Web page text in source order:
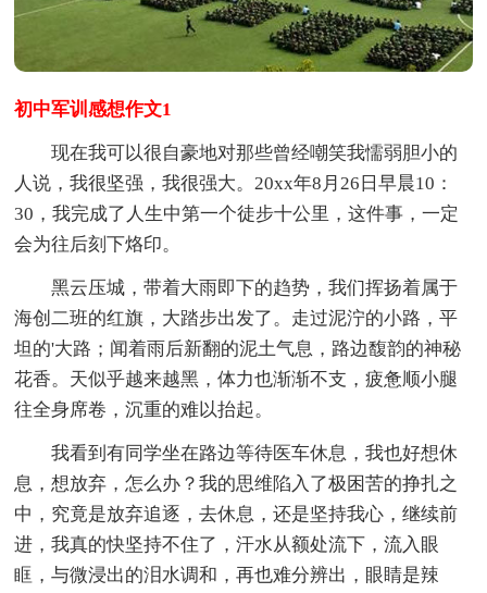
初中军训感想作文1
现在我可以很自豪地对那些曾经嘲笑我懦弱胆小的
人说，我很坚强，我很强大。20xx年8月26日早晨10：
30，我完成了人生中第一个徒步十公里，这件事，一定
会为往后刻下烙印。
黑云压城，带着大雨即下的趋势，我们挥扬着属于
海创二班的红旗，大踏步出发了。走过泥泞的小路，平
坦的'大路；闻着雨后新翻的泥土气息，路边馥韵的神秘
花香。天似乎越来越黑，体力也渐渐不支，疲惫顺小腿
往全身席卷，沉重的难以抬起。
我看到有同学坐在路边等待医车休息，我也好想休
息，想放弃，怎么办？我的思维陷入了极困苦的挣扎之
中，究竟是放弃追逐，去休息，还是坚持我心，继续前
进，我真的快坚持不住了，汗水从额处流下，流入眼
眶，与微浸出的泪水调和，再也难分辨出，眼睛是辣